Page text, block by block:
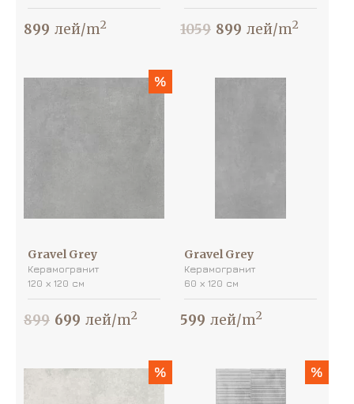
899 лей/m2 1059 899 лей/m2
%
Gravel Grey
Керамогранит
120 х 120 см
899 699 лей/m2
Gravel Grey
Керамогранит
60 х 120 см
599 лей/m2
% %